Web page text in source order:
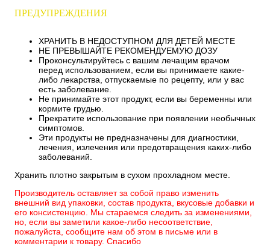
ПРЕДУПРЕЖДЕНИЯ
ХРАНИТЬ В НЕДОСТУПНОМ ДЛЯ ДЕТЕЙ МЕСТЕ
НЕ ПРЕВЫШАЙТЕ РЕКОМЕНДУЕМУЮ ДОЗУ
Проконсультируйтесь с вашим лечащим врачом
перед использованием, если вы принимаете какие-
либо лекарства, отпускаемые по рецепту, или у вас
есть заболевание.
Не принимайте этот продукт, если вы беременны или
кормите грудью.
Прекратите использование при появлении необычных
симптомов.
Эти продукты не предназначены для диагностики,
лечения, излечения или предотвращения каких-либо
заболеваний.
Хранить плотно закрытым в сухом прохладном месте.
Производитель оставляет за собой право изменить
внешний вид упаковки, состав продукта, вкусовые добавки и
его консистенцию. Мы стараемся следить за изменениями,
но, если вы заметили какое-либо несоответствие,
пожалуйста, сообщите нам об этом в письме или в
комментарии к товару. Спасибо